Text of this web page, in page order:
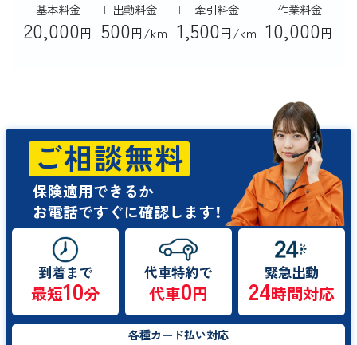
基本料金
20,000円
出動料金
500円/km
牽引料金
1,500円/km
作業料金
10,000円
ご相談無料
保険適用できるか
お電話ですぐに確認します！
到着まで
最短10分
代車特約で
代車0円
緊急出動
24時間対応
各種カード払い対応